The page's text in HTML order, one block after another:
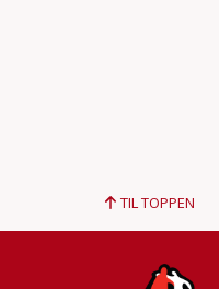
TIL TOPPEN